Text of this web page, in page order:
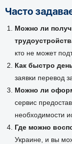
Часто
Можно ли
кто не может
Как быстро
заявки перевод
Можно ли
сервис
необходимости
Где можно
Украине, и вы